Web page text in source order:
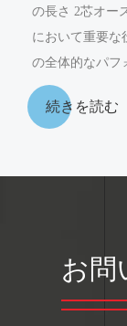
の長さ 2芯オー
において重要な
の全体的なパフ
続きを読む
お問